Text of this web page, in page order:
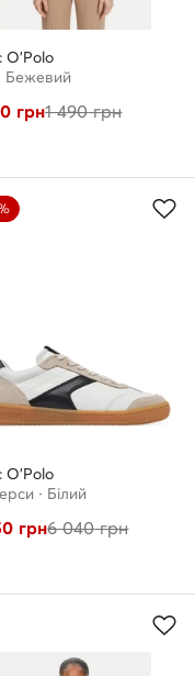
O'Polo
Бежевий
грн1 490грн
O'Polo
· Білий
грн6 040грн